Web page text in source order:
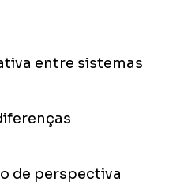
entre sistemas
de perspectiva